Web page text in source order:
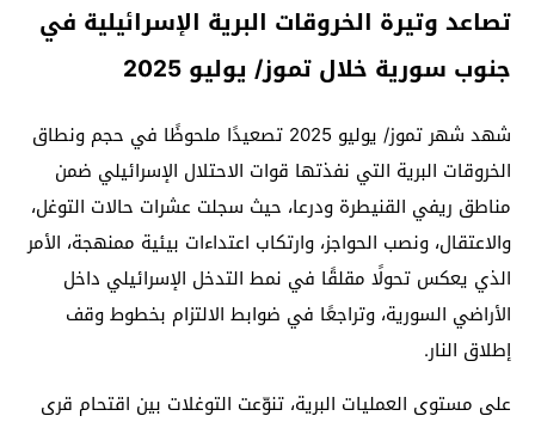
تصاعد وتيرة الخروقات البرية الإسرائيلية في
جنوب سورية خلال تموز/ يوليو 2025
شهد شهر تموز/ يوليو 2025 تصعيدًا ملحوظًا في حجم ونطاق
الخروقات البرية التي نفذتها قوات الاحتلال الإسرائيلي ضمن
مناطق ريفي القنيطرة ودرعا، حيث سجلت عشرات حالات التوغل،
والاعتقال، ونصب الحواجز، وارتكاب اعتداءات بيئية ممنهجة، الأمر
الذي يعكس تحولًا مقلقًا في نمط التدخل الإسرائيلي داخل
الأراضي السورية، وتراجعًا في ضوابط الالتزام بخطوط وقف
إطلاق النار.
على مستوى العمليات البرية، تنوّعت التوغلات بين اقتحام قرى